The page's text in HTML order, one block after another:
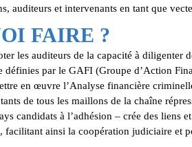
auditeurs et intervenants en tant que
FAIRE ?
les auditeurs de la capacité à diligenter
définies par le GAFI (Groupe d’Action
en œuvre l’Analyse financière
de tous les maillons de la chaîne
candidats à l’adhésion – crée des liens
facilitant ainsi la coopération judiciaire et